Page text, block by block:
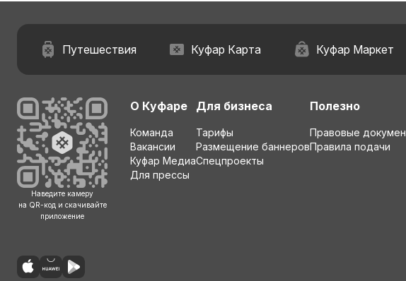
Путешествия Куфар Карта Куфар Маркет
Наведите камеру
на QR-код и скачивайте
приложение
О Куфаре
Команда
Вакансии
Куфар Медиа
Для прессы
Для бизнеса
Тарифы
Размещение баннеров
Спецпроекты
Полезно
Правовые
Правила подачи